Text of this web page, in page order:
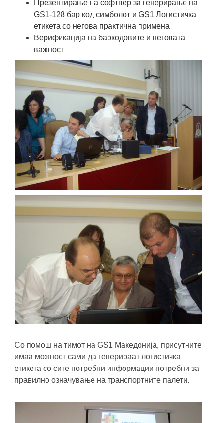
Презентирање на софтвер за генерирање на
GS1-128 бар код симболот и GS1 Логистичка
етикета со негова практична примена
Верификација на баркодовите и неговата
важност
Со помош на тимот на GS1 Македонија, присутните
имаа можност сами да генерираат логистичка
етикета со сите потребни информации потребни за
правилно означување на транспортните палети.